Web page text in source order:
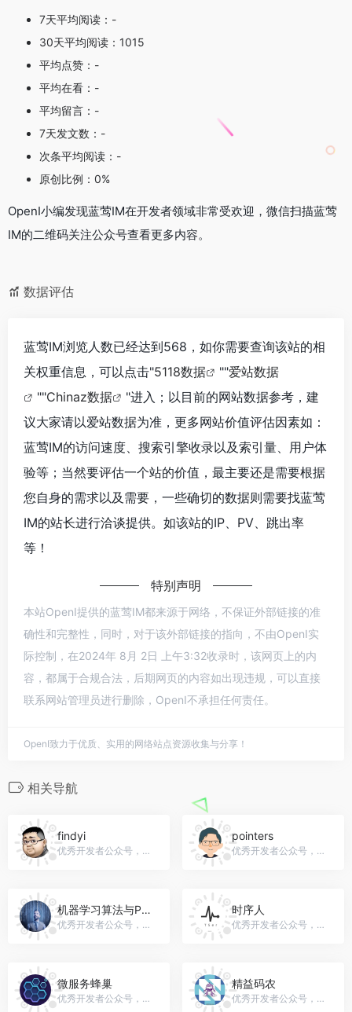
7天平均阅读：-
30天平均阅读：1015
平均点赞：-
平均在看：-
平均留言：-
7天发文数：-
次条平均阅读：-
原创比例：0%
OpenI小编发现蓝莺IM在开发者领域非常受欢迎，微信扫描蓝莺
IM的二维码关注公众号查看更多内容。
数据评估
蓝莺IM浏览人数已经达到568，如你需要查询该站的相
关权重信息，可以点击"5118数据 ""爱站数据
""Chinaz数据
"进入；以目前的网站数据参考，建
议大家请以爱站数据为准，更多网站价值评估因素如：
蓝莺IM的访问速度、搜索引擎收录以及索引量、用户体
验等；当然要评估一个站的价值，最主要还是需要根据
您自身的需求以及需要，一些确切的数据则需要找蓝莺
IM的站长进行洽谈提供。如该站的IP、PV、跳出率
等！
特别声明
本站OpenI提供的蓝莺IM都来源于网络，不保证外部链接的准
确性和完整性，同时，对于该外部链接的指向，不由OpenI实
际控制，在2024年 8月 2日 上午3:32收录时，该网页上的内
容，都属于合规合法，后期网页的内容如出现违规，可以直接
联系网站管理员进行删除，OpenI不承担任何责任。
OpenI致力于优质、实用的网络站点资源收集与分享！
相关导航
findyi
优秀开发者公众号，微信号：gh_626c6c04dfc9
pointers
优秀开发者公众号，微信号：cpointers
机器学习算法与Python学习
优秀开发者公众号，微信号：MLPython
时序人
优秀开发者公众号，微信号：TSer2020
微服务蜂巢
优秀开发者公众号，微信号：gh_5b1e01abd2fc
精益码农
优秀开发者公众号，微信号：nodotnet